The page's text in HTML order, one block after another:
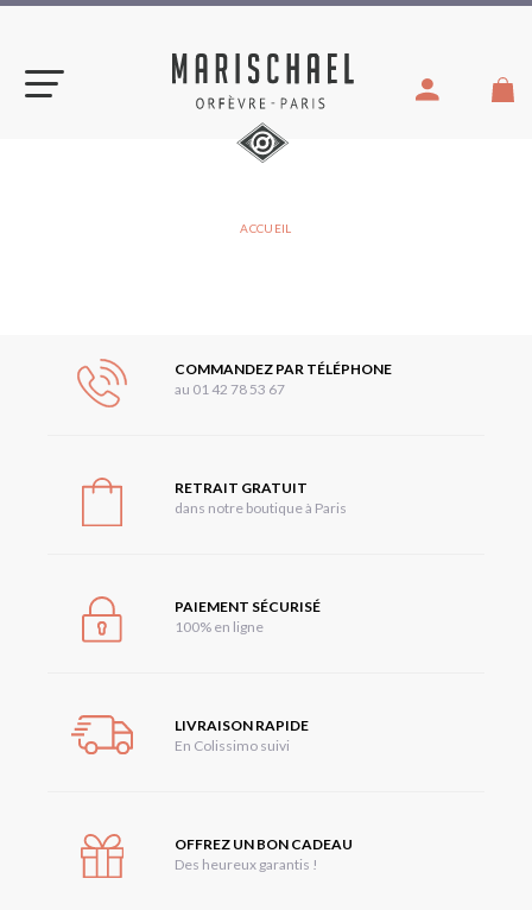
Aller
VOUS
ACCUEIL
COMMANDEZ PAR TÉLÉPHONE
au 01 42 78 53 67
RETRAIT GRATUIT
dans notre boutique à Paris
PAIEMENT SÉCURISÉ
100% en ligne
LIVRAISON RAPIDE
En Colissimo suivi
OFFREZ UN BON CADEAU
Des heureux garantis !